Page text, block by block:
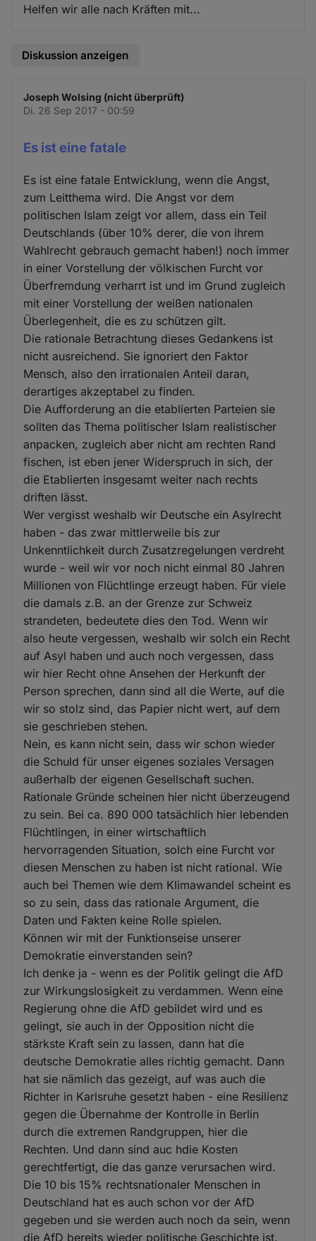
Helfen wir alle nach Kräften mit...
Diskussion anzeigen
Joseph Wolsing (nicht überprüft)
Di. 26 Sep 2017 - 00:59
Es ist eine fatale
Es ist eine fatale Entwicklung, wenn die Angst,
zum Leitthema wird. Die Angst vor dem
politischen Islam zeigt vor allem, dass ein Teil
Deutschlands (über 10% derer, die von ihrem
Wahlrecht gebrauch gemacht haben!) noch immer
in einer Vorstellung der völkischen Furcht vor
Überfremdung verharrt ist und im Grund zugleich
mit einer Vorstellung der weißen nationalen
Überlegenheit, die es zu schützen gilt.
Die rationale Betrachtung dieses Gedankens ist
nicht ausreichend. Sie ignoriert den Faktor
Mensch, also den irrationalen Anteil daran,
derartiges akzeptabel zu finden.
Die Aufforderung an die etablierten Parteien sie
sollten das Thema politischer Islam realistischer
anpacken, zugleich aber nicht am rechten Rand
fischen, ist eben jener Widerspruch in sich, der
die Etablierten insgesamt weiter nach rechts
driften lässt.
Wer vergisst weshalb wir Deutsche ein Asylrecht
haben - das zwar mittlerweile bis zur
Unkenntlichkeit durch Zusatzregelungen verdreht
wurde - weil wir vor noch nicht einmal 80 Jahren
Millionen von Flüchtlinge erzeugt haben. Für viele
die damals z.B. an der Grenze zur Schweiz
strandeten, bedeutete dies den Tod. Wenn wir
also heute vergessen, weshalb wir solch ein Recht
auf Asyl haben und auch noch vergessen, dass
wir hier Recht ohne Ansehen der Herkunft der
Person sprechen, dann sind all die Werte, auf die
wir so stolz sind, das Papier nicht wert, auf dem
sie geschrieben stehen.
Nein, es kann nicht sein, dass wir schon wieder
die Schuld für unser eigenes soziales Versagen
außerhalb der eigenen Gesellschaft suchen.
Rationale Gründe scheinen hier nicht überzeugend
zu sein. Bei ca. 890 000 tatsächlich hier lebenden
Flüchtlingen, in einer wirtschaftlich
hervorragenden Situation, solch eine Furcht vor
diesen Menschen zu haben ist nicht rational. Wie
auch bei Themen wie dem Klimawandel scheint es
so zu sein, dass das rationale Argument, die
Daten und Fakten keine Rolle spielen.
Können wir mit der Funktionseise unserer
Demokratie einverstanden sein?
Ich denke ja - wenn es der Politik gelingt die AfD
zur Wirkungslosigkeit zu verdammen. Wenn eine
Regierung ohne die AfD gebildet wird und es
gelingt, sie auch in der Opposition nicht die
stärkste Kraft sein zu lassen, dann hat die
deutsche Demokratie alles richtig gemacht. Dann
hat sie nämlich das gezeigt, auf was auch die
Richter in Karlsruhe gesetzt haben - eine Resilienz
gegen die Übernahme der Kontrolle in Berlin
durch die extremen Randgruppen, hier die
Rechten. Und dann sind auc hdie Kosten
gerechtfertigt, die das ganze verursachen wird.
Die 10 bis 15% rechtsnationaler Menschen in
Deutschland hat es auch schon vor der AfD
gegeben und sie werden auch noch da sein, wenn
die AfD bereits wieder politische Geschichte ist.